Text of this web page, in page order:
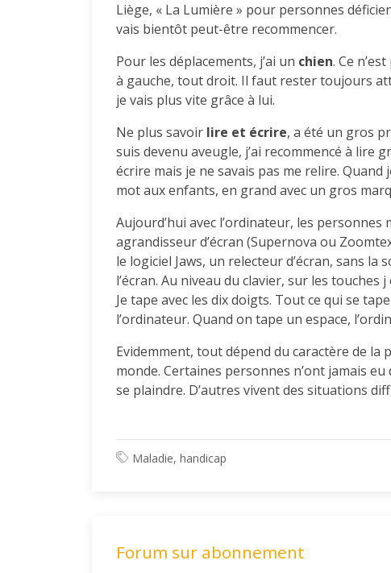
Liège, « La Lumière » pour personnes
vais bientôt peut-être recommencer.
Pour les déplacements, j’ai un chien. Ce
à gauche, tout droit. Il faut rester toujours
je vais plus vite grâce à lui.
Ne plus savoir lire et écrire, a été un gros
suis devenu aveugle, j’ai recommencé à lire
écrire mais je ne savais pas me relire.
mot aux enfants, en grand avec un gros
Aujourd’hui avec l’ordinateur, les
agrandisseur d’écran (Supernova ou
le logiciel Jaws, un relecteur d’écran, sans la
l’écran. Au niveau du clavier, sur les
Je tape avec les dix doigts. Tout ce qui se
l’ordinateur. Quand on tape un espace,
Evidemment, tout dépend du caractère de la
monde. Certaines personnes n’ont jamais
se plaindre. D’autres vivent des situations
Maladie, handicap
Forum sur abonnement